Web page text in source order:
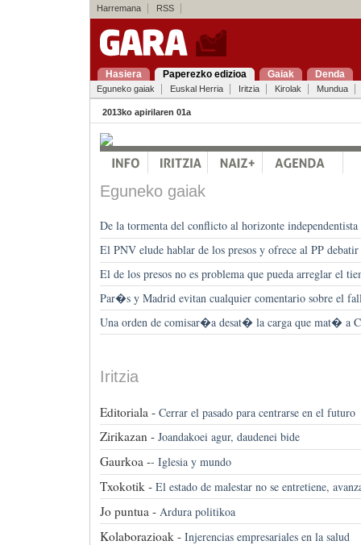
Harremana RSS
Hasiera Paperezko edizioa Gaiak Denda
Eguneko gaiak Euskal Herria Iritzia Kirolak Mundua
2013ko apirilaren 01a
Eguneko gaiak
De la tormenta del conflicto al horizonte
El PNV elude hablar de los presos y ofrece al PP debatir
El de los presos no es problema que pueda arreglar el
Par�s y Madrid evitan cualquier comentario sobre el
Una orden de comisar�a desat� la carga que mat� a
Iritzia
Editoriala - Cerrar el pasado para centrarse en el futuro
Zirikazan - Joandakoei agur, daudenei bide
Gaurkoa -- Iglesia y mundo
Txokotik - El estado de malestar no se entretiene,
Jo puntua - Ardura politikoa
Kolaborazioak - Injerencias empresariales en la salud